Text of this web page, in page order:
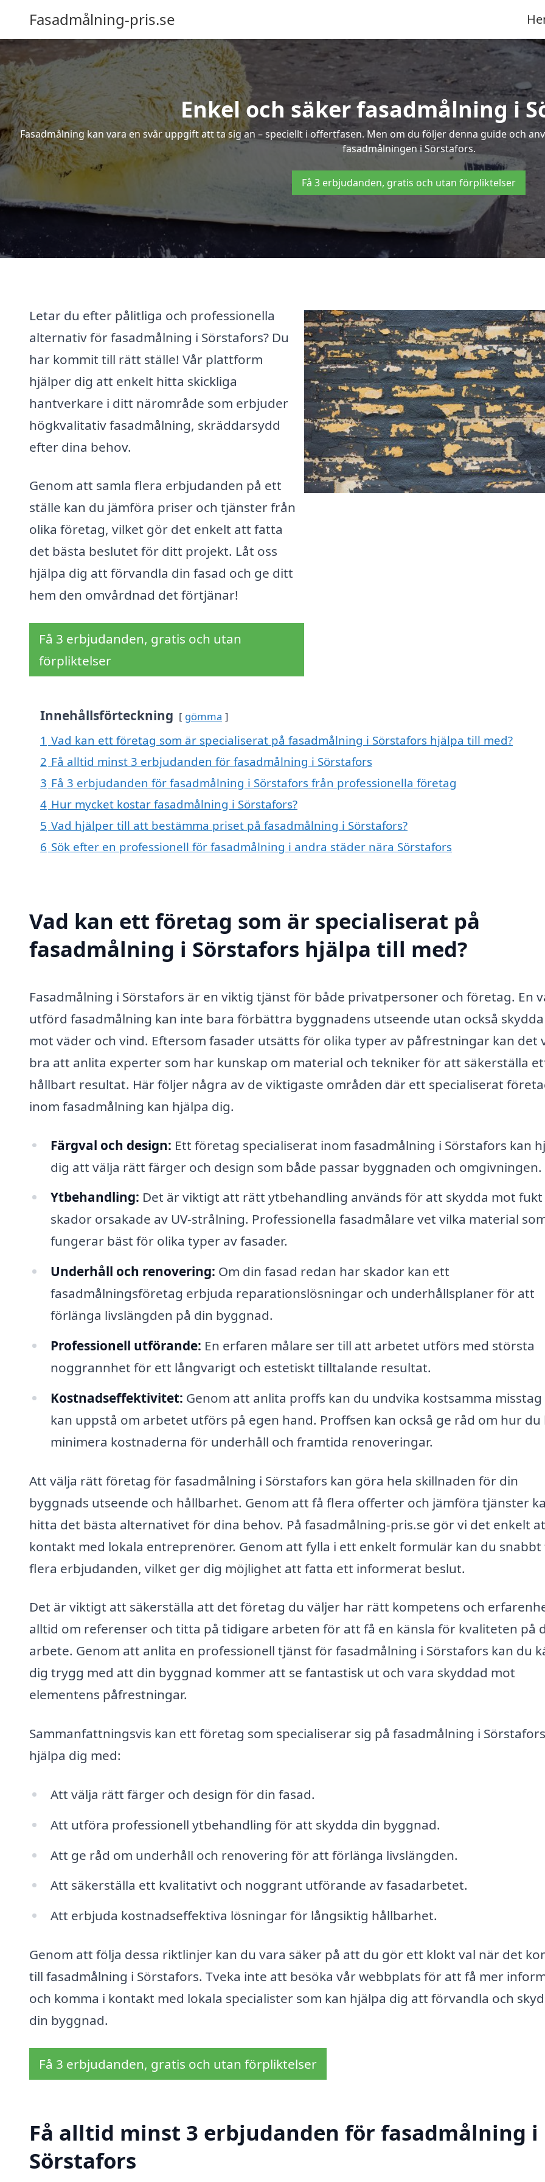
Fasadmålning-pris.se
Enkel och säker fasadmålning i
Fasadmålning kan vara en svår uppgift att ta sig an – speciellt i offertfasen. Men om du följer denna guide och
fasadmålningen i Sörstafors.
Få 3 erbjudanden, gratis och utan förpliktelser
Letar du efter pålitliga och professionella
alternativ för fasadmålning i Sörstafors? Du
har kommit till rätt ställe! Vår plattform
hjälper dig att enkelt hitta skickliga
hantverkare i ditt närområde som erbjuder
högkvalitativ fasadmålning, skräddarsydd
efter dina behov.
Genom att samla flera erbjudanden på ett
ställe kan du jämföra priser och tjänster från
olika företag, vilket gör det enkelt att fatta
det bästa beslutet för ditt projekt. Låt oss
hjälpa dig att förvandla din fasad och ge ditt
hem den omvårdnad det förtjänar!
Få 3 erbjudanden, gratis och utan
förpliktelser
Innehållsförteckning gömma
1 Vad kan ett företag som är specialiserat på fasadmålning i Sörstafors hjälpa till med?
2 Få alltid minst 3 erbjudanden för fasadmålning i Sörstafors
3 Få 3 erbjudanden för fasadmålning i Sörstafors från professionella företag
4 Hur mycket kostar fasadmålning i Sörstafors?
5 Vad hjälper till att bestämma priset på fasadmålning i Sörstafors?
6 Sök efter en professionell för fasadmålning i andra städer nära Sörstafors
Vad kan ett företag som är specialiserat på
fasadmålning i Sörstafors hjälpa till med?
Fasadmålning i Sörstafors är en viktig tjänst för både privatpersoner och företag. En
utförd fasadmålning kan inte bara förbättra byggnadens utseende utan också
mot väder och vind. Eftersom fasader utsätts för olika typer av påfrestningar kan det
bra att anlita experter som har kunskap om material och tekniker för att säkerställa
hållbart resultat. Här följer några av de viktigaste områden där ett specialiserat
inom fasadmålning kan hjälpa dig.
Färgval och design: Ett företag specialiserat inom fasadmålning i Sörstafors kan
dig att välja rätt färger och design som både passar byggnaden och omgivningen.
Ytbehandling: Det är viktigt att rätt ytbehandling används för att skydda mot fukt
skador orsakade av UV-strålning. Professionella fasadmålare vet vilka material
fungerar bäst för olika typer av fasader.
Underhåll och renovering: Om din fasad redan har skador kan ett
fasadmålningsföretag erbjuda reparationslösningar och underhållsplaner för att
förlänga livslängden på din byggnad.
Professionell utförande: En erfaren målare ser till att arbetet utförs med största
noggrannhet för ett långvarigt och estetiskt tilltalande resultat.
Kostnadseffektivitet: Genom att anlita proffs kan du undvika kostsamma misstag
kan uppstå om arbetet utförs på egen hand. Proffsen kan också ge råd om hur du
minimera kostnaderna för underhåll och framtida renoveringar.
Att välja rätt företag för fasadmålning i Sörstafors kan göra hela skillnaden för din
byggnads utseende och hållbarhet. Genom att få flera offerter och jämföra tjänster
hitta det bästa alternativet för dina behov. På fasadmålning-pris.se gör vi det enkelt
kontakt med lokala entreprenörer. Genom att fylla i ett enkelt formulär kan du snabbt
flera erbjudanden, vilket ger dig möjlighet att fatta ett informerat beslut.
Det är viktigt att säkerställa att det företag du väljer har rätt kompetens och
alltid om referenser och titta på tidigare arbeten för att få en känsla för kvaliteten på
arbete. Genom att anlita en professionell tjänst för fasadmålning i Sörstafors kan du
dig trygg med att din byggnad kommer att se fantastisk ut och vara skyddad mot
elementens påfrestningar.
Sammanfattningsvis kan ett företag som specialiserar sig på fasadmålning i Sörstafors
hjälpa dig med:
Att välja rätt färger och design för din fasad.
Att utföra professionell ytbehandling för att skydda din byggnad.
Att ge råd om underhåll och renovering för att förlänga livslängden.
Att säkerställa ett kvalitativt och noggrant utförande av fasadarbetet.
Att erbjuda kostnadseffektiva lösningar för långsiktig hållbarhet.
Genom att följa dessa riktlinjer kan du vara säker på att du gör ett klokt val när det
till fasadmålning i Sörstafors. Tveka inte att besöka vår webbplats för att få mer
och komma i kontakt med lokala specialister som kan hjälpa dig att förvandla och
din byggnad.
Få 3 erbjudanden, gratis och utan förpliktelser
Få alltid minst 3 erbjudanden för fasadmålning i
Sörstafors